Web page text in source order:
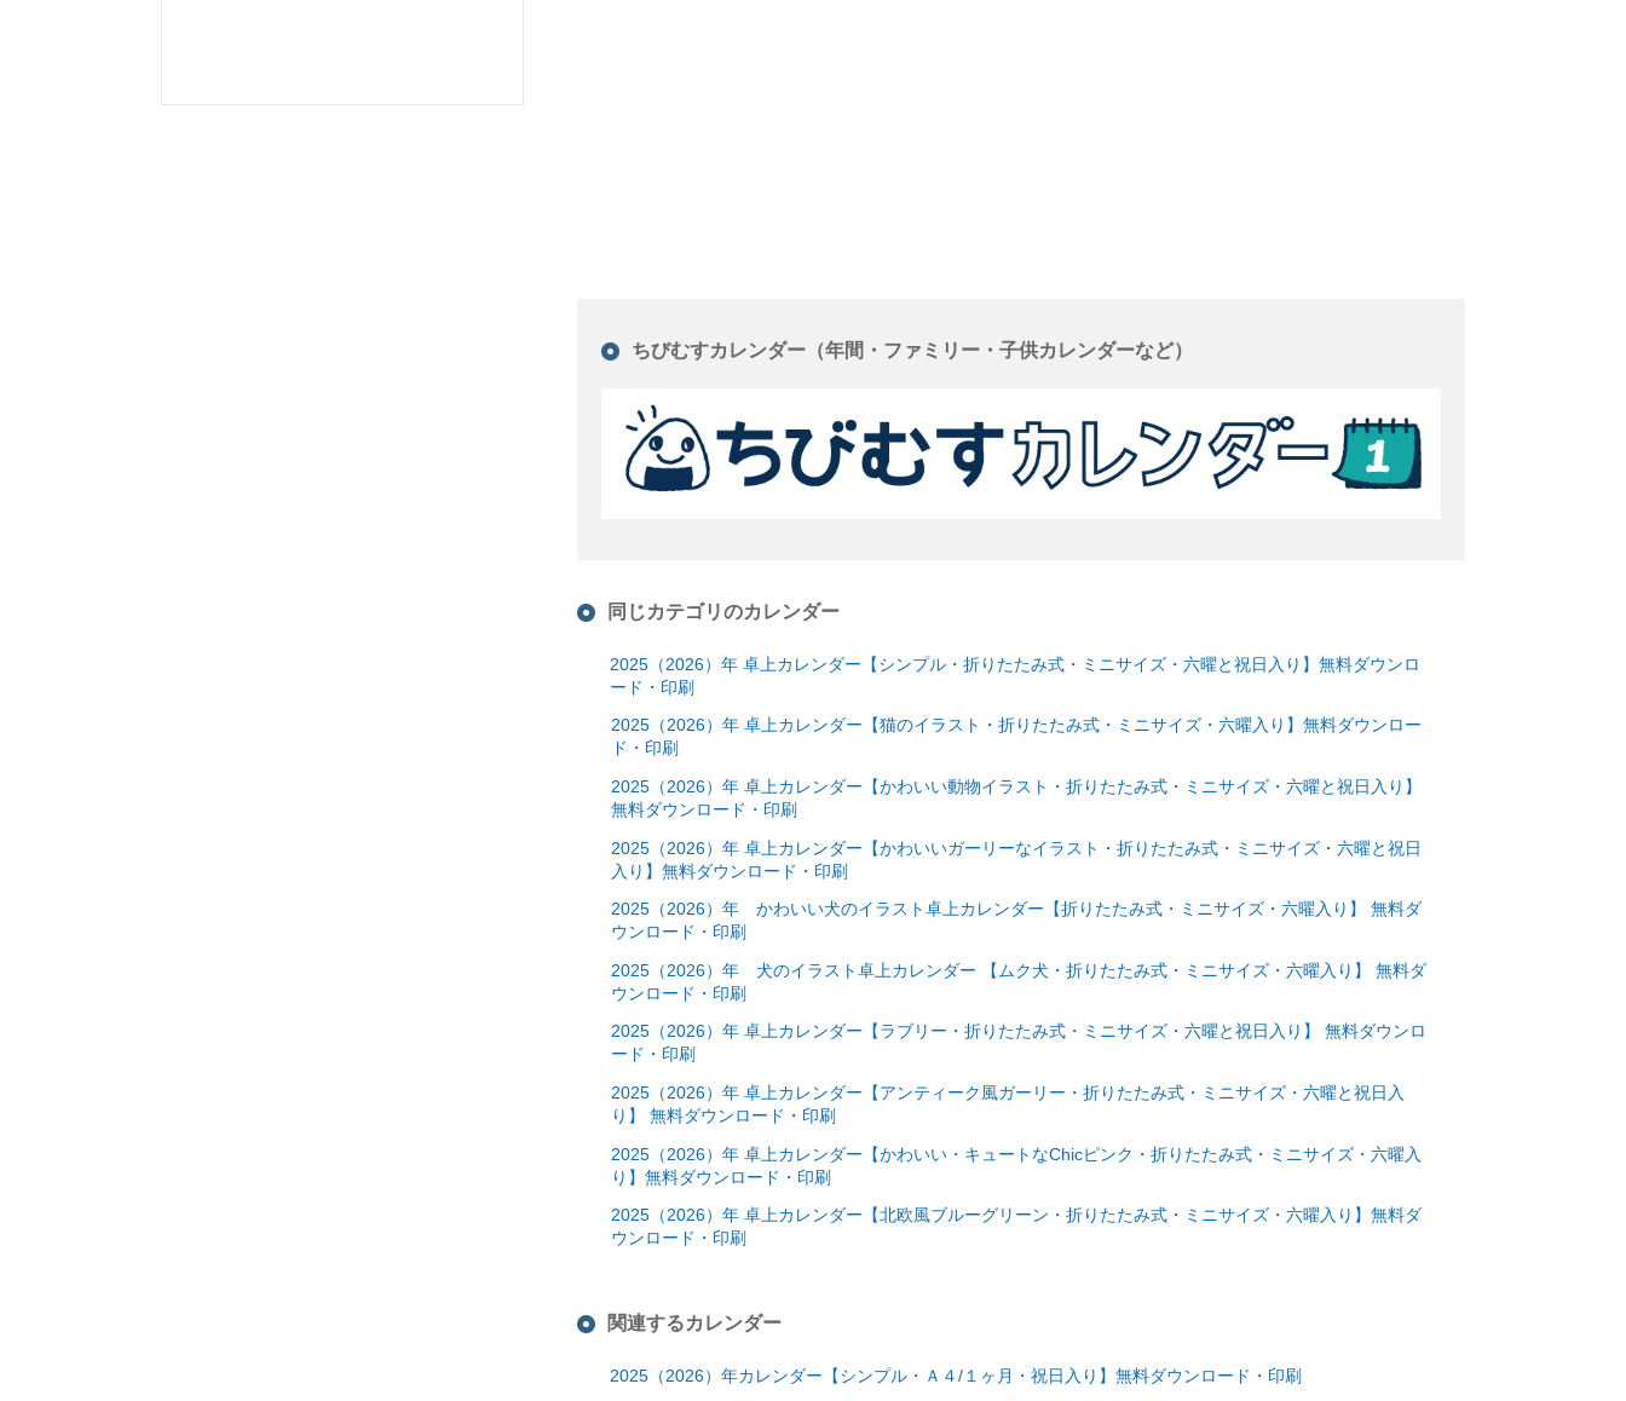
ちびむすカレンダー（年間・ファミリー・子供カレンダーなど）
同じカテゴリのカレンダー
2025（2026）年 卓上カレンダー【シンプル・折りたたみ式・ミニサイズ・六曜と祝日入り】無料ダウンロ
ード・印刷
2025（2026）年 卓上カレンダー【猫のイラスト・折りたたみ式・ミニサイズ・六曜入り】無料ダウンロー
ド・印刷
2025（2026）年 卓上カレンダー【かわいい動物イラスト・折りたたみ式・ミニサイズ・六曜と祝日入り】
無料ダウンロード・印刷
2025（2026）年 卓上カレンダー【かわいいガーリーなイラスト・折りたたみ式・ミニサイズ・六曜と祝日
入り】無料ダウンロード・印刷
2025（2026）年 かわいい犬のイラスト卓上カレンダー【折りたたみ式・ミニサイズ・六曜入り】 無料ダ
ウンロード・印刷
2025（2026）年 犬のイラスト卓上カレンダー 【ムク犬・折りたたみ式・ミニサイズ・六曜入り】 無料ダ
ウンロード・印刷
2025（2026）年 卓上カレンダー【ラブリー・折りたたみ式・ミニサイズ・六曜と祝日入り】 無料ダウンロ
ード・印刷
2025（2026）年 卓上カレンダー【アンティーク風ガーリー・折りたたみ式・ミニサイズ・六曜と祝日入
り】 無料ダウンロード・印刷
2025（2026）年 卓上カレンダー【かわいい・キュートなChicピンク・折りたたみ式・ミニサイズ・六曜入
り】無料ダウンロード・印刷
2025（2026）年 卓上カレンダー【北欧風ブルーグリーン・折りたたみ式・ミニサイズ・六曜入り】無料ダ
ウンロード・印刷
関連するカレンダー
2025（2026）年カレンダー【シンプル・Ａ４/１ヶ月・祝日入り】無料ダウンロード・印刷